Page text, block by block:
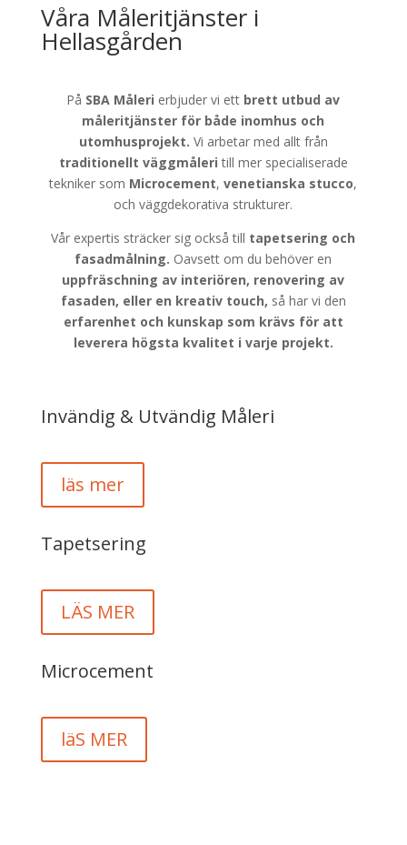
Våra Måleritjänster i
Hellasgården
På SBA Måleri erbjuder vi ett brett utbud av
måleritjänster för både inomhus och
utomhusprojekt. Vi arbetar med allt från
traditionellt väggmåleri till mer specialiserade
tekniker som Microcement,venetianska stucco,
och väggdekorativa strukturer.
Vår expertis sträcker sig också till tapetsering och
fasadmålning. Oavsett om du behöver en
uppfräschning av interiören, renovering av
fasaden, eller en kreativ touch, så har vi den
erfarenhet och kunskap som krävs för att
leverera högsta kvalitet i varje projekt.
Invändig & Utvändig Måleri
läs mer
Tapetsering
LÄS MER
Microcement
läS MER